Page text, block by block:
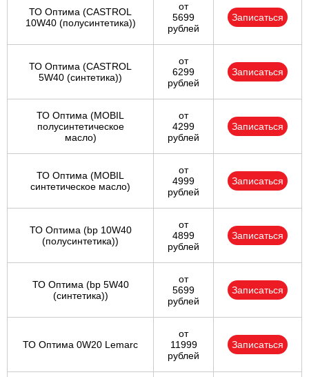
ТО Оптима (CASTROL
10W40 (полусинтетика))
от
5699
рублей
Записаться
ТО Оптима (CASTROL
5W40 (синтетика))
от
6299
рублей
Записаться
ТО Оптима (MOBIL
полусинтетическое
масло)
от
4299
рублей
Записаться
ТО Оптима (MOBIL
синтетическое масло)
от
4999
рублей
Записаться
ТО Оптима (bp 10W40
(полусинтетика))
от
4899
рублей
Записаться
ТО Оптима (bp 5W40
(синтетика))
от
5699
рублей
Записаться
ТО Оптима 0W20 Lemarc
от
11999
рублей
Записаться